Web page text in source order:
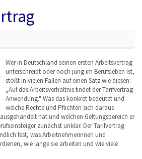
Wer in Deutschland seinen ersten Arbeitsvertrag
unterschreibt oder noch jung im Berufsleben ist,
stößt in vielen Fällen auf einen Satz wie diesen:
„Auf das Arbeitsverhältnis findet der Tarifvertrag
Anwendung." Was das konkret bedeutet und
welche Rechte und Pflichten sich daraus
hat und welchen Geltungsbereich er
zunächst unklar. Der Tarifvertrag
fest, was Arbeitnehmerinnen und
wie lange sie arbeiten und wie viele